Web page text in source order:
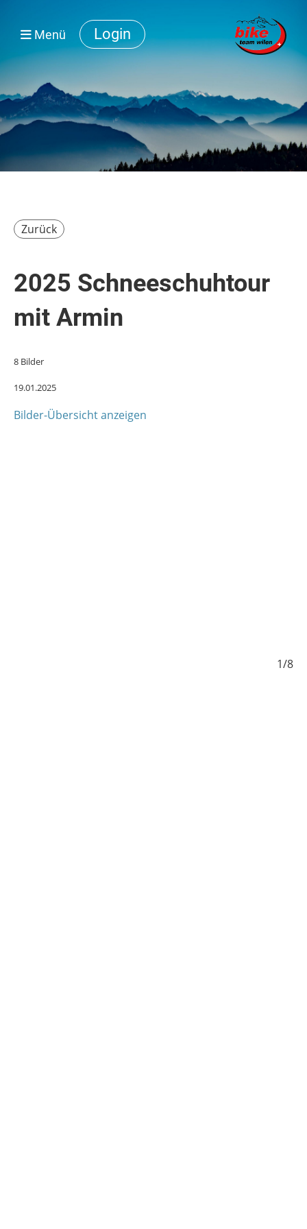
Login
Menü
Zurück
2025 Schneeschuhtour
mit Armin
8 Bilder
19.01.2025
Bilder-Übersicht anzeigen
1/8